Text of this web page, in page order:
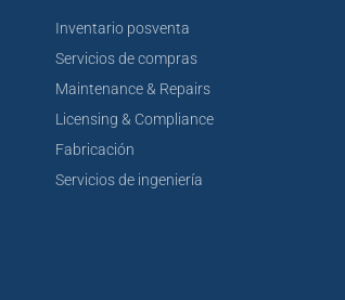
Inventario posventa
Servicios de compras
Maintenance & Repairs
Licensing & Compliance
Fabricación
Servicios de ingeniería